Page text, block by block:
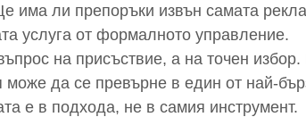
има ли препоръки извън самата
услуга от формалното управление.
на присъствие, а на точен
може да се превърне в един от най-
е в подхода, не в самия инструмент.